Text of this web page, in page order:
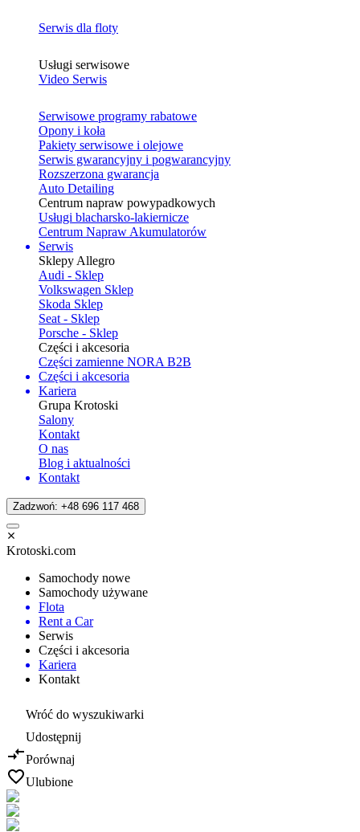
Serwis dla floty
Usługi serwisowe
Video Serwis
Serwisowe programy rabatowe
Opony i koła
Pakiety serwisowe i olejowe
Serwis gwarancyjny i pogwarancyjny
Rozszerzona gwarancja
Auto Detailing
Centrum napraw powypadkowych
Usługi blacharsko-lakiernicze
Centrum Napraw Akumulatorów
Serwis
Sklepy Allegro
Audi - Sklep
Volkswagen Sklep
Skoda Sklep
Seat - Sklep
Porsche - Sklep
Części i akcesoria
Części zamienne NORA B2B
Części i akcesoria
Kariera
Grupa Krotoski
Salony
Kontakt
O nas
Blog i aktualności
Kontakt
Zadzwoń: +48 696 117 468
Krotoski.com
Samochody nowe
Samochody używane
Flota
Rent a Car
Serwis
Części i akcesoria
Kariera
Kontakt
Wróć do wyszukiwarki
Udostępnij
Porównaj
Ulubione